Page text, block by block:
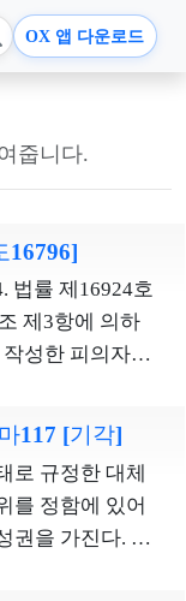
OX 앱 다운로드
줍니다.
16796]
법률 제16924호
제3항에 의하
성한 피의자신
여 증거로 할 수
서류 내지 문서
작성된 것이라
계없이 피의자
으므로, 수사기
117 [기각]
로 규정한 대체
를 정함에 있어
권을 가진다. 다